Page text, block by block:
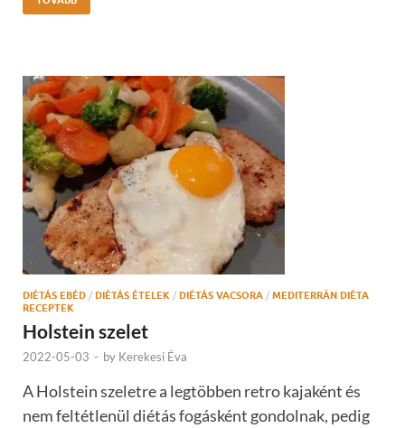
DIÉTÁS EBÉD / DIÉTÁS ÉTELEK / DIÉTÁS VACSORA / MEDITERRÁN DIÉTA
RECEPTEK
Holstein szelet
2022-05-03 - by Kerekesi Éva
A Holstein szeletre a legtöbben retro kajaként és
nem feltétlenül diétás fogásként gondolnak, pedig